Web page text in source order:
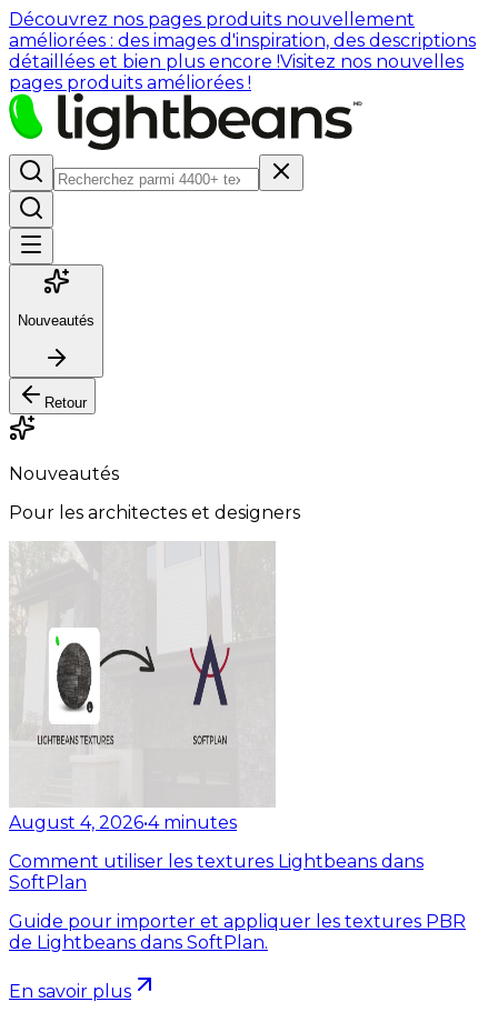
Découvrez nos pages produits nouvellement
améliorées : des images d'inspiration, des descriptions
détaillées et bien plus encore !Visitez nos nouvelles
pages produits améliorées !
Nouveautés
Retour
Nouveautés
Pour les architectes et designers
August 4, 2026•4 minutes
Comment utiliser les textures Lightbeans dans
SoftPlan
Guide pour importer et appliquer les textures PBR
de Lightbeans dans SoftPlan.
En savoir plus